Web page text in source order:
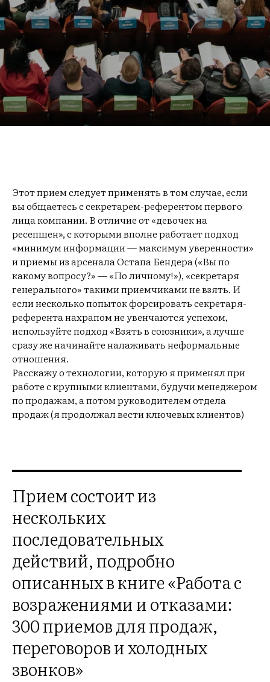
Этот прием следует применять в том случае, если
вы общаетесь с секретарем-референтом первого
лица компании. В отличие от «девочек на
ресепшен», с которыми вполне работает подход
«минимум информации — максимум уверенности»
и приемы из арсенала Остапа Бендера («Вы по
какому вопросу?» — «По личному!»), «секретаря
генерального» такими приемчиками не взять. И
если несколько попыток форсировать секретаря-
референта нахрапом не увенчаются успехом,
используйте подход «Взять в союзники», а лучше
сразу же начинайте налаживать неформальные
отношения.
Расскажу о технологии, которую я применял при
работе с крупными клиентами, будучи менеджером
по продажам, а потом руководителем отдела
продаж (я продолжал вести ключевых клиентов)
Прием состоит из
нескольких
последовательных
действий, подробно
описанных в книге «Работа с
возражениями и отказами:
300 приемов для продаж,
переговоров и холодных
звонков»